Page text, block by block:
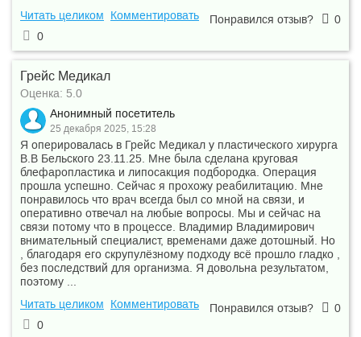
Читать целиком
Комментировать Понравился отзыв?
0
0
Грейс Медикал
Оценка: 5.0
Анонимный посетитель
25 декабря 2025, 15:28
Я оперировалась в Грейс Медикал у пластического хирурга
В.В Бельского 23.11.25. Мне была сделана круговая
блефаропластика и липосакция подбородка. Операция
прошла успешно. Сейчас я прохожу реабилитацию. Мне
понравилось что врач всегда был со мной на связи, и
оперативно отвечал на любые вопросы. Мы и сейчас на
связи потому что в процессе. Владимир Владимирович
внимательный специалист, временами даже дотошный. Но
, благодаря его скрупулёзному подходу всё прошло гладко ,
без последствий для организма. Я довольна результатом,
поэтому ...
Читать целиком
Комментировать Понравился отзыв?
0
0